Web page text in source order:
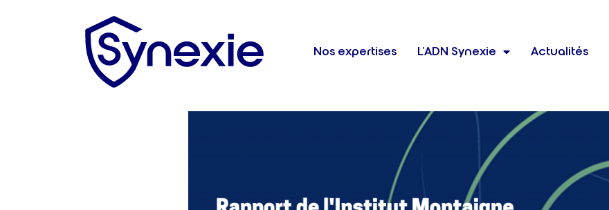
Nos expertises L’ADN Synexie Actualités